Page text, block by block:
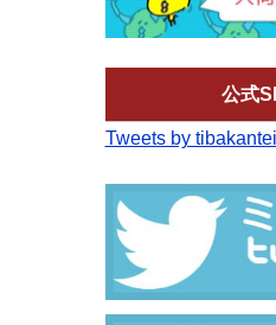
公式
Tweets by